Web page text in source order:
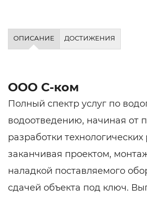
ОПИСАНИЕ ДОСТИЖЕНИЯ
ООО С-ком
Полный спектр услуг по
водоотведению, начиная от
разработки
заканчивая проектом,
наладкой поставляемого
сдачей объекта под ключ.